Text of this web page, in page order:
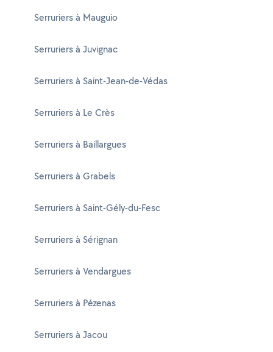
Serruriers à Mauguio
Serruriers à Juvignac
Serruriers à Saint-Jean-de-Védas
Serruriers à Le Crès
Serruriers à Baillargues
Serruriers à Grabels
Serruriers à Saint-Gély-du-Fesc
Serruriers à Sérignan
Serruriers à Vendargues
Serruriers à Pézenas
Serruriers à Jacou